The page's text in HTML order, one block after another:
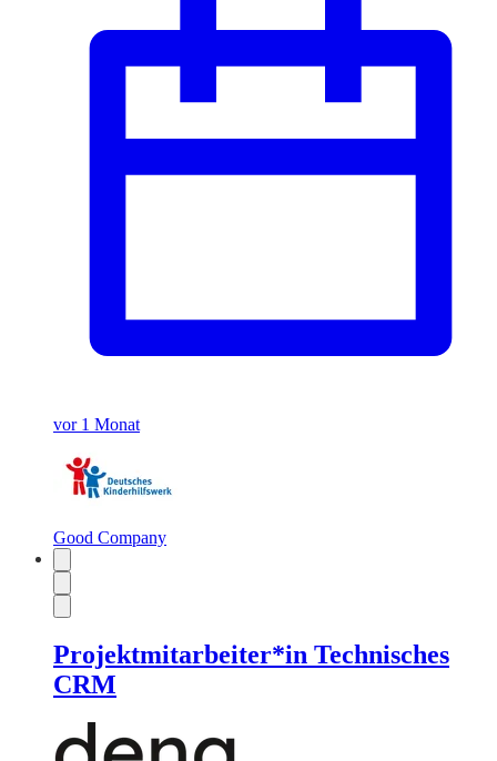
vor 1 Monat
Good Company
Projektmitarbeiter*in Technisches
CRM